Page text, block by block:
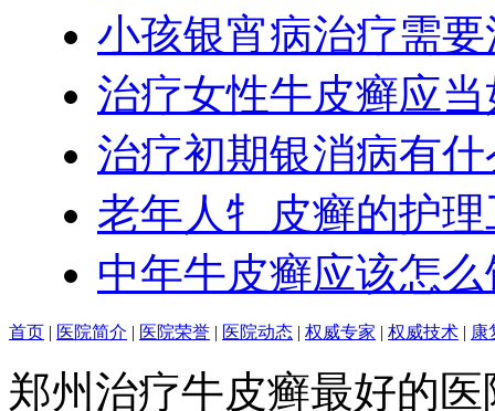
小孩银宵病治疗需
治疗女性牛皮癣应
治疗初期银消病有
老年人牜皮癣的护
中年牛皮癣应该怎
首页 | 医院简介 | 医院荣誉 | 医院动态 | 权威专家 | 权威技术 | 康
郑州治疗牛皮癣最好的